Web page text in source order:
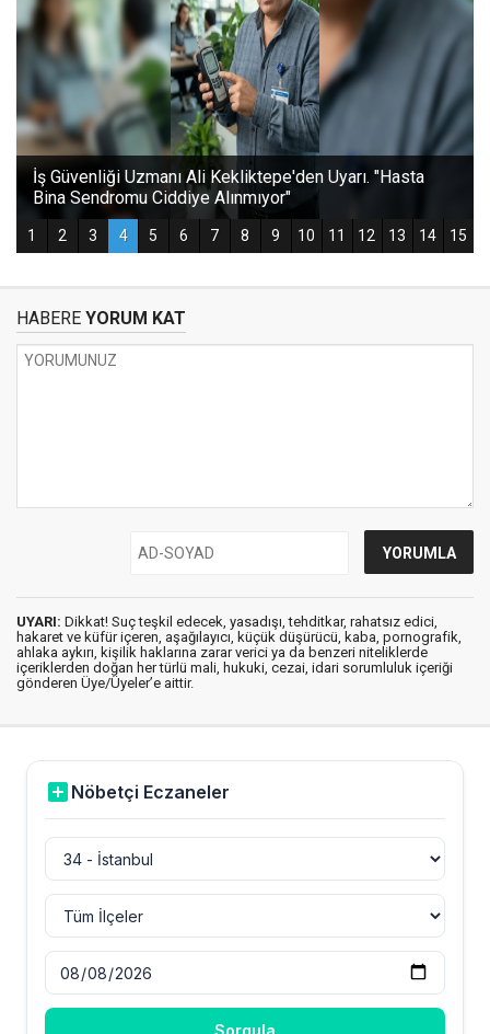
HABERE YORUM KAT
UYARI: Dikkat! Suç teşkil edecek, yasadışı, tehditkar, rahatsız edici,
hakaret ve küfür içeren, aşağılayıcı, küçük düşürücü, kaba, pornografik,
ahlaka aykırı, kişilik haklarına zarar verici ya da benzeri niteliklerde
içeriklerden doğan her türlü mali, hukuki, cezai, idari sorumluluk içeriği
gönderen Üye/Üyeler’e aittir.